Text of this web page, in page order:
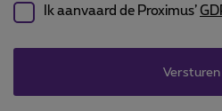
Ik aanvaard de Proximus’
Versturen